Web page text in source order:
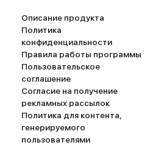
Описание продукта
Политика
конфиденциальности
Правила работы программы
Пользовательское
соглашение
Согласие на получение
рекламных рассылок
Политика для контента,
генерируемого
пользователями